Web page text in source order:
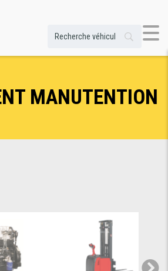
MANUTENTION